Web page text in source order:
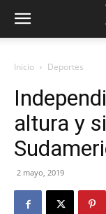
Inicio Deportes
altura y
2 mayo, 2019